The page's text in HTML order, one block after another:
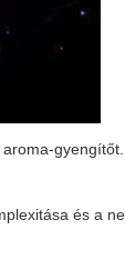
gyengítőt.
és a